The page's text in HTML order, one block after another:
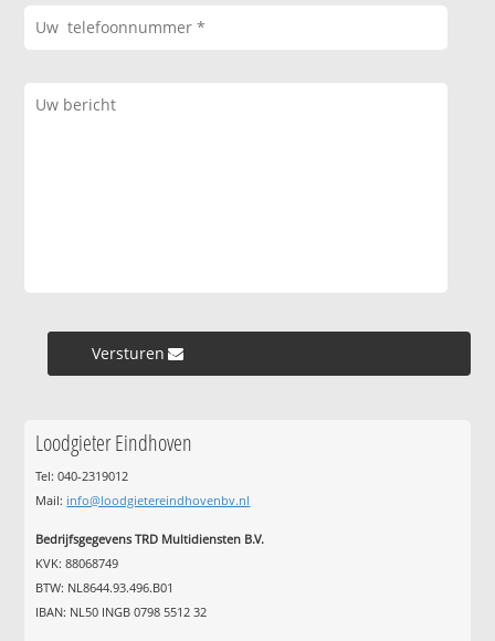
Versturen »
Loodgieter Eindhoven
Tel: 040-2319012
Mail: info@loodgietereindhovenbv.nl
Bedrijfsgegevens TRD Multidiensten B.V.
KVK: 88068749
BTW: NL8644.93.496.B01
IBAN: NL50 INGB 0798 5512 32